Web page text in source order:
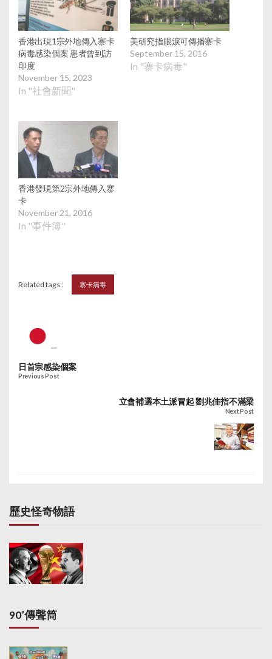
香港出現1宗外地傳入寨卡
病毒感染個案 患者曾到訪
印度
November 15, 2023
In "社會新聞"
美研究指眼淚可傳播寨卡
September 15, 2016
In "寨卡病毒"
香港發現第2宗外地傳入寨
卡
November 21, 2016
In "事件簿"
Related tags : 寨卡病毒
日首宗感染個案
Previous Post
立會補選本土派冒起 劉兆佳指不滿梁
Next Post
歷史怪奇物語
90’傳聲筒